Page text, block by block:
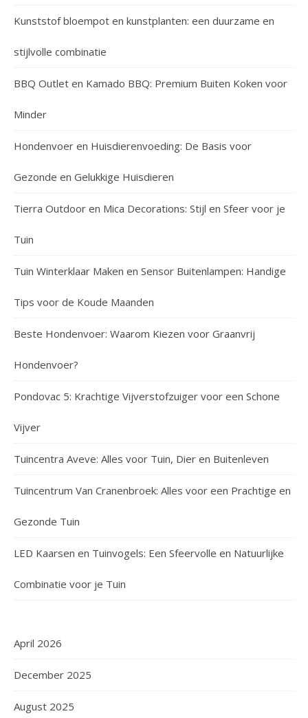
Kunststof bloempot en kunstplanten: een duurzame en
stijlvolle combinatie
BBQ Outlet en Kamado BBQ: Premium Buiten Koken voor
Minder
Hondenvoer en Huisdierenvoeding: De Basis voor
Gezonde en Gelukkige Huisdieren
Tierra Outdoor en Mica Decorations: Stijl en Sfeer voor je
Tuin
Tuin Winterklaar Maken en Sensor Buitenlampen: Handige
Tips voor de Koude Maanden
Beste Hondenvoer: Waarom Kiezen voor Graanvrij
Hondenvoer?
Pondovac 5: Krachtige Vijverstofzuiger voor een Schone
Vijver
Tuincentra Aveve: Alles voor Tuin, Dier en Buitenleven
Tuincentrum Van Cranenbroek: Alles voor een Prachtige en
Gezonde Tuin
LED Kaarsen en Tuinvogels: Een Sfeervolle en Natuurlijke
Combinatie voor je Tuin
April 2026
December 2025
August 2025